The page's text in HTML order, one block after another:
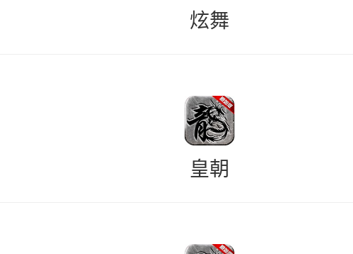
炫舞
皇朝